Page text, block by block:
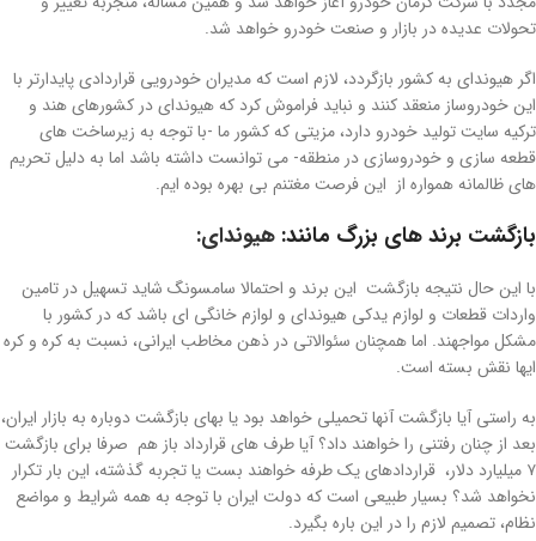
تحولات عدیده در بازار و صنعت خودرو خواهد شد.
اگر هیوندای به کشور بازگردد، لازم است که مدیران خودرویی قراردادی پایدارتر با
این خودروساز منعقد کنند و نباید فراموش کرد که هیوندای در کشورهای هند و
ترکیه سایت تولید خودرو دارد، مزیتی که کشور ما -با توجه به زیرساخت های
قطعه سازی و خودروسازی در منطقه- می توانست داشته باشد اما به دلیل تحریم
های ظالمانه همواره از این فرصت مغتنم بی بهره بوده ایم.
بازگشت برند های بزرگ مانند: هیوندای:
با این حال نتیجه بازگشت این برند و احتمالا سامسونگ شاید تسهیل در تامین
واردات قطعات و لوازم یدکی هیوندای و لوازم خانگی ای باشد که در کشور با
مشکل مواجهند. اما همچنان سئوالاتی در ذهن مخاطب ایرانی، نسبت به کره و کره
ایها نقش بسته است.
به راستی آیا بازگشت آنها تحمیلی خواهد بود یا بهای بازگشت دوباره به بازار ایران،
بعد از چنان رفتنی را خواهند داد؟ آیا طرف های قرارداد باز هم صرفا برای بازگشت
۷ میلیارد دلار، قراردادهای یک طرفه خواهند بست یا تجربه گذشته، این بار تکرار
نخواهد شد؟ بسیار طبیعی است که دولت ایران با توجه به همه شرایط و مواضع
نظام، تصمیم لازم را در این باره بگیرد.